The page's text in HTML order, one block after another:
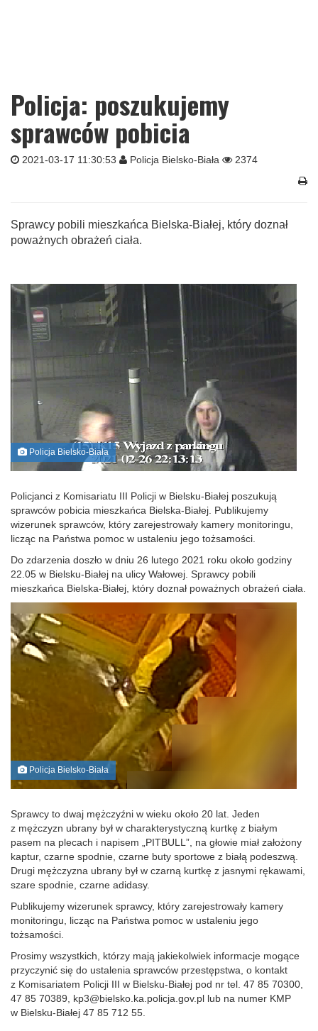
Policja: poszukujemy
sprawców pobicia
2021-03-17 11:30:53 Policja Bielsko-Biała 2374
Sprawcy pobili mieszkańca Bielska-Białej, który doznał
poważnych obrażeń ciała.
Policja Bielsko-Biała
Policjanci z Komisariatu III Policji w Bielsku-Białej poszukują
sprawców pobicia mieszkańca Bielska-Białej. Publikujemy
wizerunek sprawców, który zarejestrowały kamery monitoringu,
licząc na Państwa pomoc w ustaleniu jego tożsamości.
Do zdarzenia doszło w dniu 26 lutego 2021 roku około godziny
22.05 w Bielsku-Białej na ulicy Wałowej. Sprawcy pobili
mieszkańca Bielska-Białej, który doznał poważnych obrażeń ciała.
Policja Bielsko-Biała
Sprawcy to dwaj mężczyźni w wieku około 20 lat. Jeden
z mężczyzn ubrany był w charakterystyczną kurtkę z białym
pasem na plecach i napisem „PITBULL”, na głowie miał założony
kaptur, czarne spodnie, czarne buty sportowe z białą podeszwą.
Drugi mężczyzna ubrany był w czarną kurtkę z jasnymi rękawami,
szare spodnie, czarne adidasy.
Publikujemy wizerunek sprawcy, który zarejestrowały kamery
monitoringu, licząc na Państwa pomoc w ustaleniu jego
tożsamości.
Prosimy wszystkich, którzy mają jakiekolwiek informacje mogące
przyczynić się do ustalenia sprawców przestępstwa, o kontakt
z Komisariatem Policji III w Bielsku-Białej pod nr tel. 47 85 70300,
47 85 70389, kp3@bielsko.ka.policja.gov.pl lub na numer KMP
w Bielsku-Białej 47 85 712 55.